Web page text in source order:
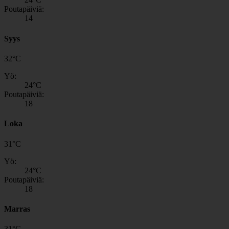
Poutapäiviä:
14
Syys
32°C
Yö:
24°C
Poutapäiviä:
18
Loka
31 °C
Yö:
24°C
Poutapäiviä:
18
Marras